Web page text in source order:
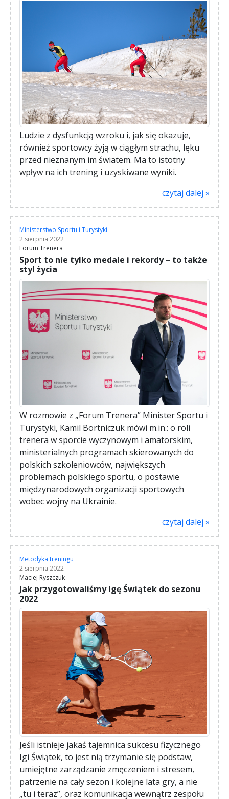
Ludzie z dysfunkcją wzroku i, jak się okazuje,
również sportowcy żyją w ciągłym strachu, lęku
przed nieznanym im światem. Ma to istotny
wpływ na ich trening i uzyskiwane wyniki.
czytaj dalej »
Ministerstwo Sportu i Turystyki
2 sierpnia 2022
Forum Trenera
Sport to nie tylko medale i rekordy – to także
styl życia
W rozmowie z „Forum Trenera” Minister Sportu i
Turystyki, Kamil Bortniczuk mówi m.in.: o roli
trenera w sporcie wyczynowym i amatorskim,
ministerialnych programach skierowanych do
polskich szkoleniowców, największych
problemach polskiego sportu, o postawie
międzynarodowych organizacji sportowych
wobec wojny na Ukrainie.
czytaj dalej »
Metodyka treningu
2 sierpnia 2022
Maciej Ryszczuk
Jak przygotowaliśmy Igę Świątek do sezonu
2022
Jeśli istnieje jakaś tajemnica sukcesu fizycznego
Igi Świątek, to jest nią trzymanie się podstaw,
umiejętne zarządzanie zmęczeniem i stresem,
patrzenie na cały sezon i kolejne lata gry, a nie
„tu i teraz”, oraz komunikacja wewnątrz zespołu